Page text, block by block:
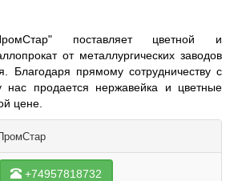
поставляет цветной и
от металлургических заводов
Благодаря прямому сотрудничеству с
нас продается нержавейка и цветные
цене.
+74957818732